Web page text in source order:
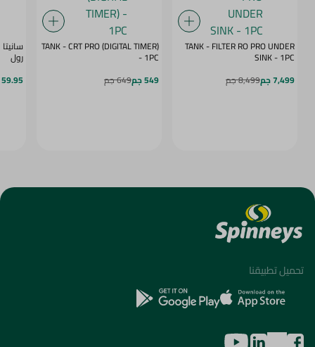
TANK - FILTER RO PRO UNDER
SINK - 1PC
7,499 جم
8,499 جم
TANK - CRT PRO (DIGITAL TIMER)
- 1PC
549 جم
649 جم
رول
59.95 جم
تحميل تطبيقنا